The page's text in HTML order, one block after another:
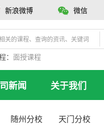
新浪微博 微信
： 面授课程
新闻 关于我们
随州分校 天门分校